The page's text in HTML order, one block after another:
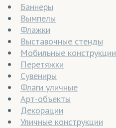
Баннеры
Вымпелы
Флажки
Выставочные стенды
Мобильные конструкции
Перетяжки
Сувениры
Флаги уличные
Арт-объекты
Декорации
Уличные конструкции